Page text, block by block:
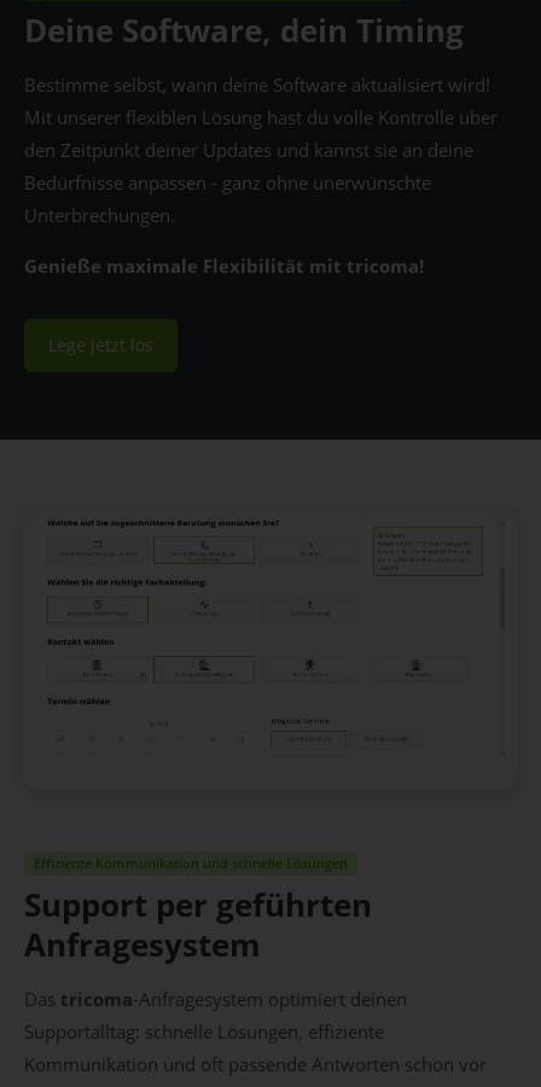
Deine Software, dein Timing
Bestimme selbst, wann deine Software aktualisiert wird!
Mit unserer flexiblen Lösung hast du volle Kontrolle über
den Zeitpunkt deiner Updates und kannst sie an deine
Bedürfnisse anpassen - ganz ohne unerwünschte
Unterbrechungen.
Genieße maximale Flexibilität mit tricoma!
Lege jetzt los
Effiziente Kommunikation und schnelle Lösungen
Support per geführten
Anfragesystem
Das tricoma-Anfragesystem optimiert deinen
Supportalltag: schnelle Lösungen, effiziente
Kommunikation und oft passende Antworten schon vor